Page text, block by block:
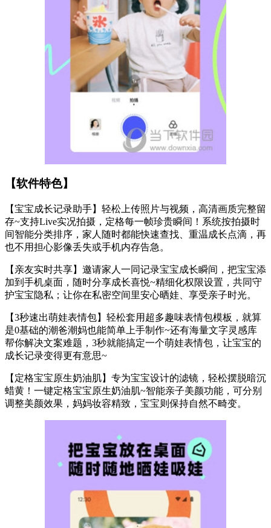
【软件特色】
【宝宝成长记录助手】轻松上传照片与视频，高清画质完整留
存~支持Live实况拍摄，定格每一帧珍贵瞬间！系统按拍摄时
间智能分类排序，家人随时都能快速查找、重温成长点滴，再
也不用担心影像丢失或手机内存告急。
【亲友实时共享】邀请家人一同记录宝宝成长瞬间，把宝宝添
加到手机桌面，随时分享成长喜悦~精细化权限设置，共同守
护宝宝隐私；让你在私密空间里安心晒娃、享受亲子时光。
【3秒速出萌娃表情包】轻松套用超多趣味表情包模板，就算
是0基础的潮爸潮妈也能简单上手制作~还有海量文字灵感库
帮你解决文案难题，3秒就能搞定一个萌娃表情包，让宝宝的
成长记录变得更有意思~
【定格宝宝原生奶油肌】专为宝宝设计的滤镜，轻松摆脱暗沉
蜡黄！一键定格宝宝原生奶油肌~智能亲子美颜功能，可分别
调整美颜效果，妈妈妆容精致，宝宝则保持自然不畸变。